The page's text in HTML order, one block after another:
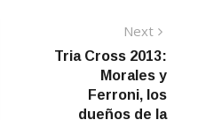
Next
Tria Cross 2013:
Morales y
Ferroni, los
dueños de la